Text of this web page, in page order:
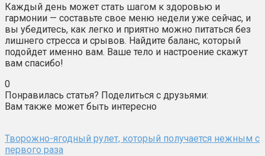
Каждый день может стать шагом к здоровью и
гармонии — составьте свое меню недели уже сейчас, и
вы убедитесь, как легко и приятно можно питаться без
лишнего стресса и срывов. Найдите баланс, который
подойдет именно вам. Ваше тело и настроение скажут
вам спасибо!
0
Понравилась статья? Поделиться с друзьями:
Вам также может быть интересно
Творожно-ягодный рулет, который получается нежным с
первого раза